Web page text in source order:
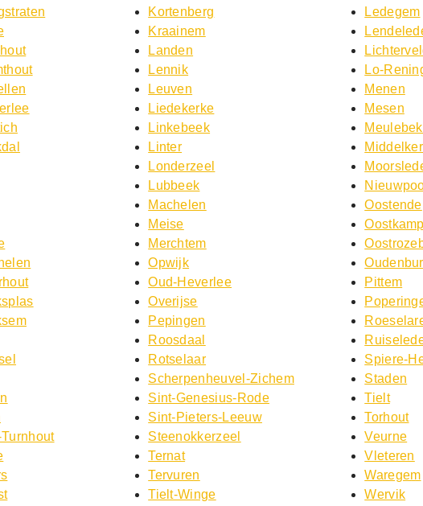
Kortenberg
Kraainem
Landen
Lennik
Leuven
Liedekerke
Linkebeek
Linter
Londerzeel
Lubbeek
Machelen
Meise
Merchtem
Opwijk
Oud-Heverlee
Overijse
Pepingen
Roosdaal
Rotselaar
Scherpenheuvel-Zichem
Sint-Genesius-Rode
Sint-Pieters-Leeuw
Steenokkerzeel
Ternat
Tervuren
Tielt-Winge
Ledegem
Lo-
Menen
Mesen
Oostende
Oostkamp
Pittem
Spiere-
Staden
Tielt
Torhout
Veurne
Vleteren
Waregem
Wervik